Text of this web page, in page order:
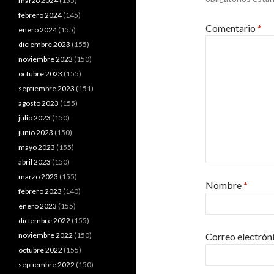
Comentario *
Nombre*
Correo
febrero 2024(145)
enero 2024(155)
diciembre 2023 (155)
noviembre 2023 (150)
octubre 2023 (155)
septiembre 2023 (151)
agosto 2023 (155)
julio 2023 (150)
junio 2023 (150)
mayo 2023 (155)
abril 2023 (150)
marzo 2023 (155)
febrero 2023 (140)
enero 2023 (155)
diciembre 2022 (155)
noviembre 2022 (150)
octubre 2022 (155)
septiembre 2022 (150)